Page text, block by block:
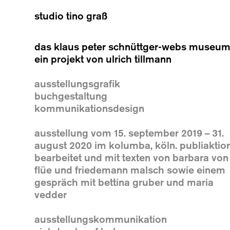
studio tino graß
das klaus peter schnüttger-webs
ein projekt von ulrich tillmann
ausstellungsgrafik
buchgestaltung
kommunikationsdesign
ausstellung vom 15. september 2019 – 31.
august 2020 im kolumba, köln.
bearbeitet und mit texten von barbara von
flüe und friedemann malsch sowie einem
gespräch mit bettina gruber und maria
vedder
ausstellungskommunikation